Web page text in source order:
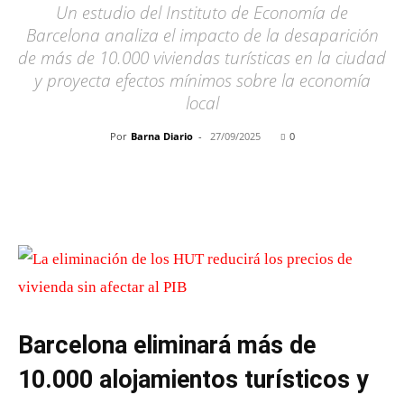
Un estudio del Instituto de Economía de
Barcelona analiza el impacto de la desaparición
de más de 10.000 viviendas turísticas en la ciudad
y proyecta efectos mínimos sobre la economía
local
Por Barna Diario - 27/09/2025 0
Barcelona eliminará más de
10.000 alojamientos turísticos y